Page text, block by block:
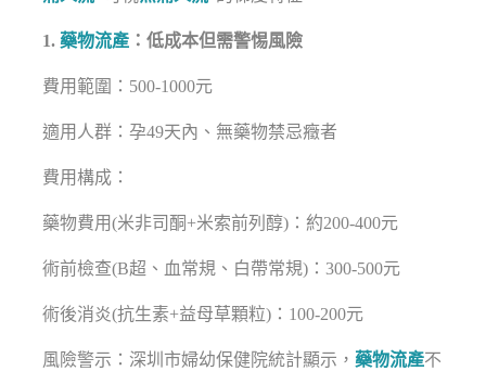
1. 藥物流產 ：低成本但需警惕風險
費用範圍：500-1000元
適用人群：孕49天內、無藥物禁忌癥者
費用構成：
藥物費用(米非司酮+米索前列醇)：約200-400元
術前檢查(B超、血常規、白帶常規)：300-500元
術後消炎(抗生素+益母草顆粒)：100-200元
風險警示：深圳市婦幼保健院統計顯示， 藥物流產不